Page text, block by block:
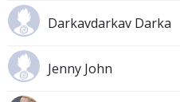
Darkavdarkav Darka
Jenny John